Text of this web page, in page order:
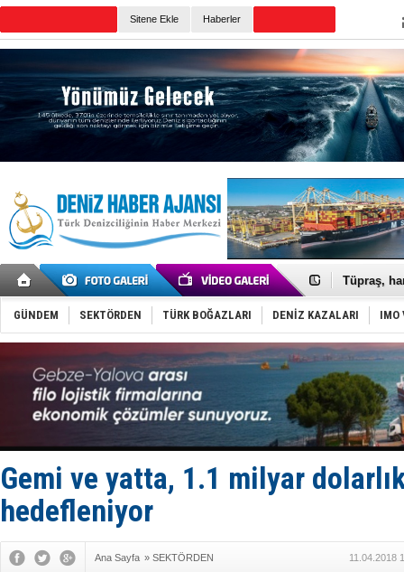
Sitene Ekle Haberler
Anadolu
Tüpraş,
İTU AUV,
LNG
PROYAD,
Türkiye-
Türk
Deniz
DÖDER,
Fairline,
Baltık
Runit
Türk
GÜNDEM SEKTÖRDEN TÜRK BOĞAZLARI DENİZ KAZALARI IMO
Gemi ve yatta, 1.1 milyar
hedefleniyor
Ana Sayfa » SEKTÖRDEN 11.04.2018